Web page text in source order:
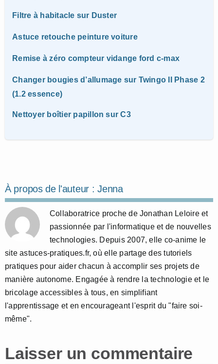
Filtre à habitacle sur Duster
Astuce retouche peinture voiture
Remise à zéro compteur vidange ford c-max
Changer bougies d’allumage sur Twingo II Phase 2
(1.2 essence)
Nettoyer boîtier papillon sur C3
À propos de l'auteur :Jenna
Collaboratrice proche de Jonathan Leloire et
passionnée par l'informatique et de nouvelles
technologies. Depuis 2007, elle co-anime le
site astuces-pratiques.fr, où elle partage des tutoriels
pratiques pour aider chacun à accomplir ses projets de
manière autonome. Engagée à rendre la technologie et le
bricolage accessibles à tous, en simplifiant
l'apprentissage et en encourageant l'esprit du "faire soi-
même".
Laisser un commentaire